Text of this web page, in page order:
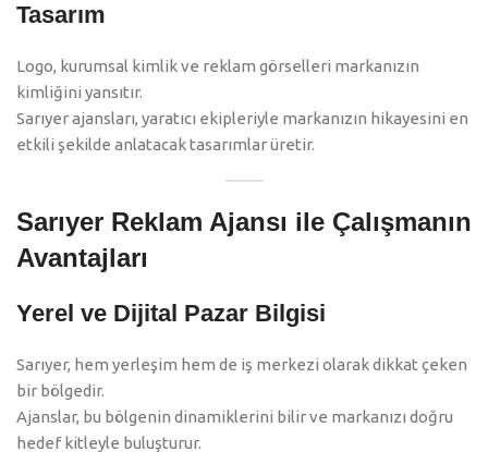
Tasarım
Logo, kurumsal kimlik ve reklam görselleri markanızın
kimliğini yansıtır.
Sarıyer ajansları, yaratıcı ekipleriyle markanızın hikayesini en
etkili şekilde anlatacak tasarımlar üretir.
Sarıyer Reklam Ajansı ile Çalışmanın
Avantajları
Yerel ve Dijital Pazar Bilgisi
Sarıyer, hem yerleşim hem de iş merkezi olarak dikkat çeken
bir bölgedir.
Ajanslar, bu bölgenin dinamiklerini bilir ve markanızı doğru
hedef kitleyle buluşturur.